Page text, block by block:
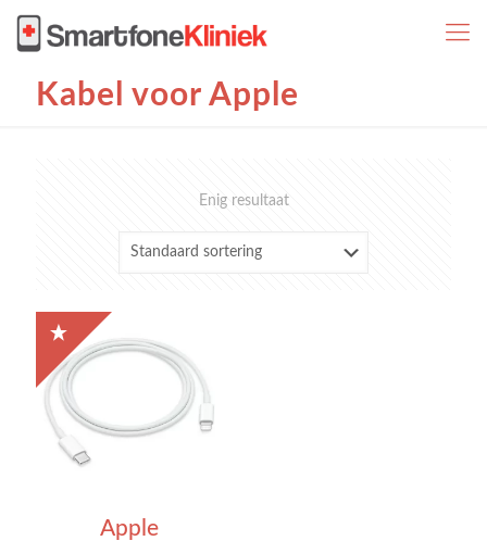
Kabel voor Apple
Enig resultaat
Apple